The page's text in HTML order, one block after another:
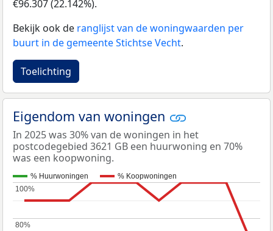
€96.307 (22.142%).
Bekijk ook de ranglijst van de woningwaarden per
buurt in de gemeente Stichtse Vecht.
Toelichting
Eigendom van woningen
In 2025 was 30% van de woningen in het
postcodegebied 3621 GB een huurwoning en 70%
was een koopwoning.
% Huurwoningen % Koopwoningen
80%
80%
100%
100%